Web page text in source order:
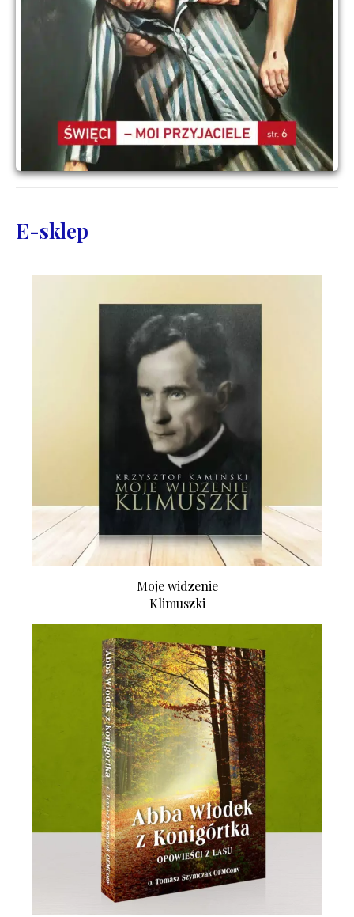
E-sklep
Moje widzenie
Klimuszki